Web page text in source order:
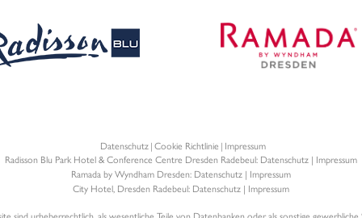
Datenschutz Cookie Richtlinie Impressum
Radisson Blu Park Hotel & Conference Centre Dresden Radebeul: Datenschutz | Impressum
Ramada by Wyndham Dresden: Datenschutz | Impressum
City Hotel, Dresden Radebeul: Datenschutz | Impressum